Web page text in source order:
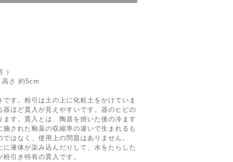
）
さ 約5cm
す。粉引は土の上に化粧土をかけていま
器ほど貫入が見えやすいです。器のヒビの
ます。貫入とは、陶器を焼いた後の冷ます
された釉薬の収縮率の違いで生まれるも
はなく、使用上の問題はありません。
液体が染み込んだりして、水をたらした
引き特有の貫入です。